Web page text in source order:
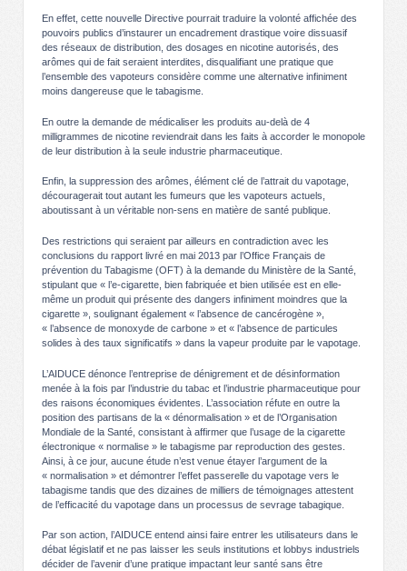
En effet, cette nouvelle Directive pourrait traduire la volonté affichée des
pouvoirs publics d’instaurer un encadrement drastique voire dissuasif
des réseaux de distribution, des dosages en nicotine autorisés, des
arômes qui de fait seraient interdites, disqualifiant une pratique que
l’ensemble des vapoteurs considère comme une alternative infiniment
moins dangereuse que le tabagisme.
En outre la demande de médicaliser les produits au-delà de 4
milligrammes de nicotine reviendrait dans les faits à accorder le monopole
de leur distribution à la seule industrie pharmaceutique.
Enfin, la suppression des arômes, élément clé de l’attrait du vapotage,
découragerait tout autant les fumeurs que les vapoteurs actuels,
aboutissant à un véritable non-sens en matière de santé publique.
Des restrictions qui seraient par ailleurs en contradiction avec les
conclusions du rapport livré en mai 2013 par l’Office Français de
prévention du Tabagisme (OFT) à la demande du Ministère de la Santé,
stipulant que « l’e-cigarette, bien fabriquée et bien utilisée est en elle-
même un produit qui présente des dangers infiniment moindres que la
cigarette », soulignant également « l’absence de cancérogène »,
« l’absence de monoxyde de carbone » et « l’absence de particules
solides à des taux significatifs » dans la vapeur produite par le vapotage.
L’AIDUCE dénonce l’entreprise de dénigrement et de désinformation
menée à la fois par l’industrie du tabac et l’industrie pharmaceutique pour
des raisons économiques évidentes. L’association réfute en outre la
position des partisans de la « dénormalisation » et de l’Organisation
Mondiale de la Santé, consistant à affirmer que l’usage de la cigarette
électronique « normalise » le tabagisme par reproduction des gestes.
Ainsi, à ce jour, aucune étude n’est venue étayer l’argument de la
« normalisation » et démontrer l’effet passerelle du vapotage vers le
tabagisme tandis que des dizaines de milliers de témoignages attestent
de l’efficacité du vapotage dans un processus de sevrage tabagique.
Par son action, l’AIDUCE entend ainsi faire entrer les utilisateurs dans le
débat législatif et ne pas laisser les seuls institutions et lobbys industriels
décider de l’avenir d’une pratique impactant leur santé sans être